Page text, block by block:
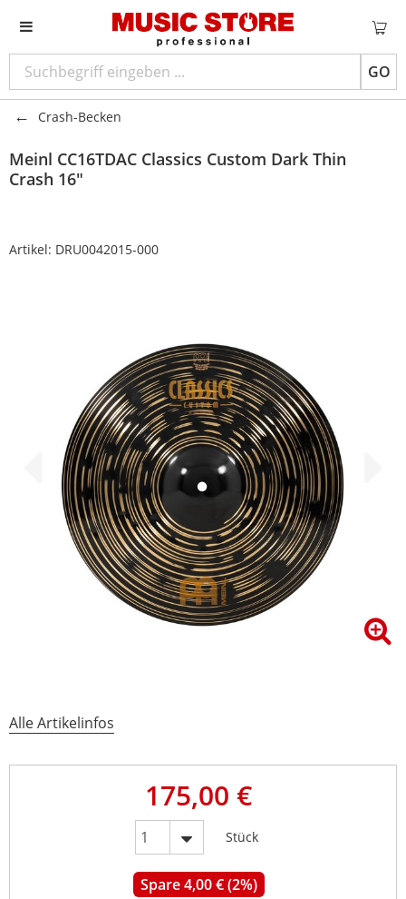
GO
Crash-Becken
Meinl CC16TDAC Classics Custom Dark Thin
Crash 16"
Artikel: DRU0042015-000
Alle Artikelinfos
175,00 €
Stück
Spare 4,00 € (2%)